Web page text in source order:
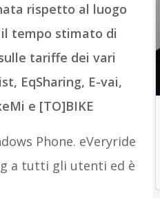
rispetto al luogo
tempo stimato di
tariffe dei vari
EqSharing, E-vai,
e [TO]BIKE
Phone. eVeryride
a tutti gli utenti ed è